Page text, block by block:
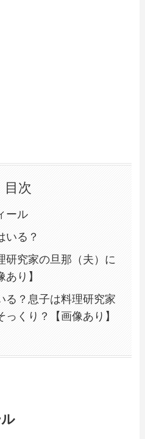
目次
ール
いる？
研究家の旦那（夫）に
り】
る？息子は料理研究家
くり？【画像あり】